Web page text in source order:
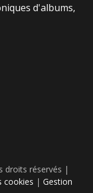
d'albums,
droits réservés |
cookies | Gestion